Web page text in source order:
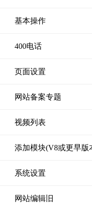
基本操作
400电话
页面设置
网站备案专题
视频列表
添加模块(V8或更早版
系统设置
网站编辑旧